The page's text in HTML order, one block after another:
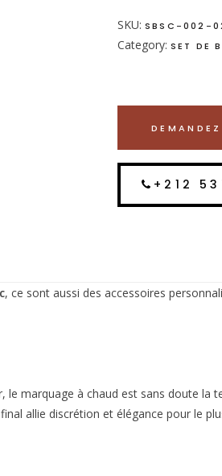
SKU: SBSC-002-
Category: SET DE
+212
, ce sont aussi des accessoires
le marquage à chaud est sans doute la
allie discrétion et élégance pour le